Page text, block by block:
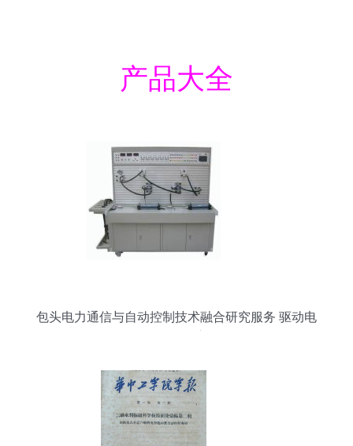
产品大全
包头电力通信与自动控制技术融合研究服务 驱动电